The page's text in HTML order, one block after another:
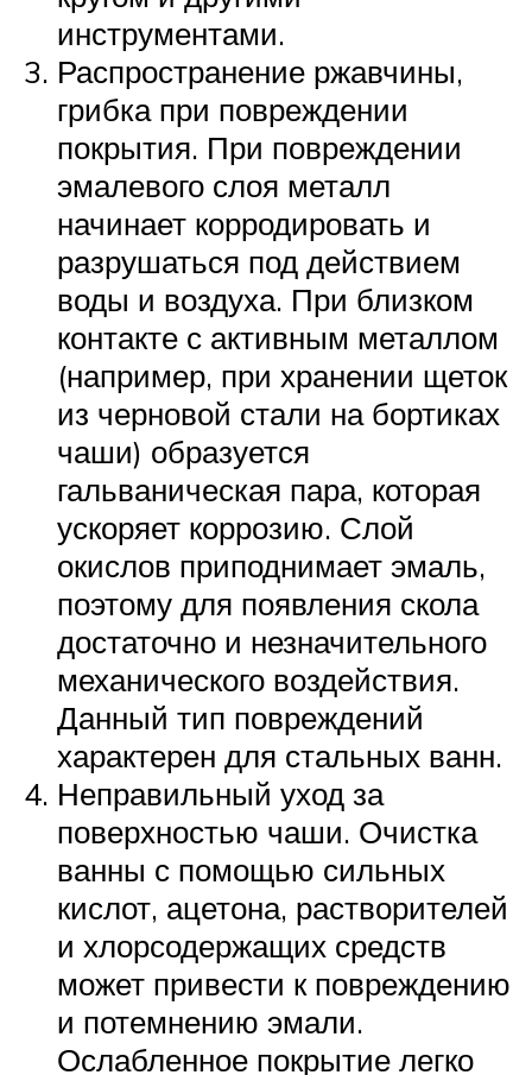
инструментами.
Распространение ржавчины,
грибка при повреждении
покрытия. При повреждении
эмалевого слоя металл
начинает корродировать и
разрушаться под действием
воды и воздуха. При близком
контакте с активным металлом
(например, при хранении щеток
из черновой стали на бортиках
чаши) образуется
гальваническая пара, которая
ускоряет коррозию. Слой
окислов приподнимает эмаль,
поэтому для появления скола
достаточно и незначительного
механического воздействия.
Данный тип повреждений
характерен для стальных ванн.
Неправильный уход за
поверхностью чаши. Очистка
ванны с помощью сильных
кислот, ацетона, растворителей
и хлорсодержащих средств
может привести к повреждению
и потемнению эмали.
Ослабленное покрытие легко